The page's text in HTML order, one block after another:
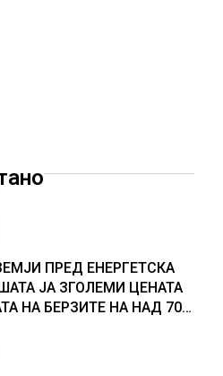
ПРЕД ЕНЕРГЕТСКА
ЈА ЗГОЛЕМИ ЦЕНАТА
НА БЕРЗИТЕ НА НАД 700